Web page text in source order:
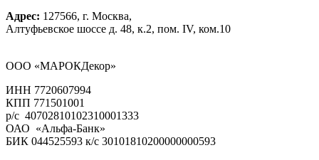
Адрес: 127566, г. Москва,
Алтуфьевское шоссе д. 48, к.2, пом. IV, ком.10
ООО «МАРОКДекор»
ИНН 7720607994
КПП 771501001
р/с 40702810102310001333
ОАО «Альфа-Банк»
БИК 044525593 к/с 30101810200000000593